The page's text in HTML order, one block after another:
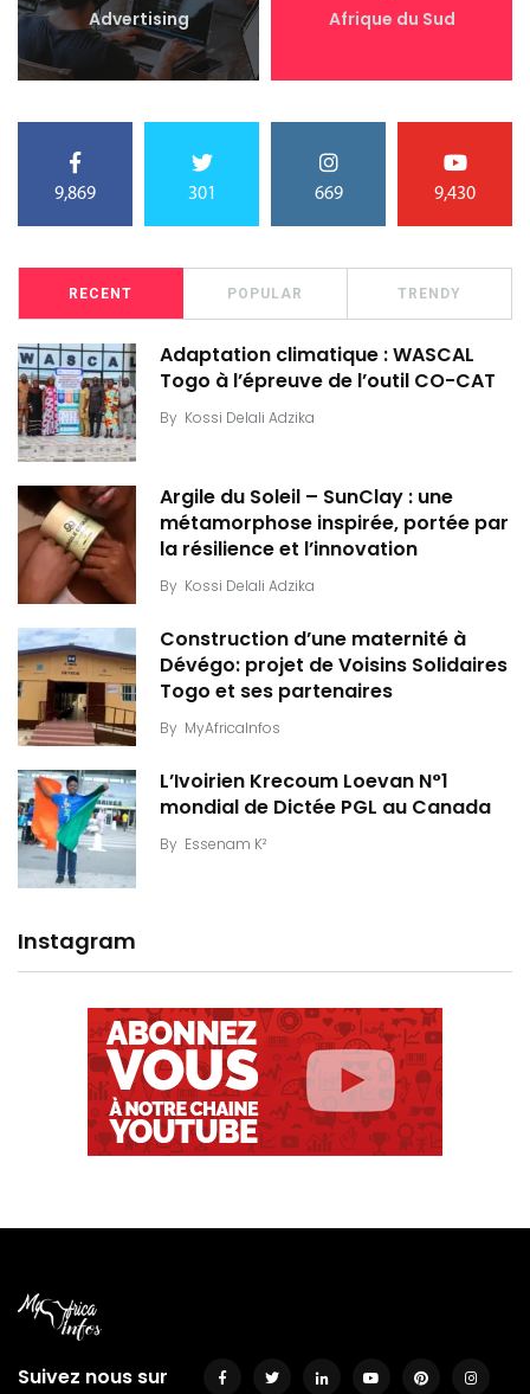
Advertising Afrique du Sud
9,869 301 669 9,430
RECENT POPULAR TRENDY
Adaptation climatique : WASCAL
Togo à l’épreuve de l’outil CO-CAT
By Kossi Delali Adzika
Argile du Soleil – SunClay : une
métamorphose inspirée, portée par
la résilience et l’innovation
By Kossi Delali Adzika
Construction d’une maternité à
Dévégo: projet de Voisins Solidaires
Togo et ses partenaires
By MyAfricaInfos
L’Ivoirien Krecoum Loevan N°1
mondial de Dictée PGL au Canada
By Essenam K²
Instagram
Suivez nous sur